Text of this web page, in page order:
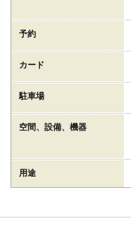
予約
カード
駐車場
空間、設備、機器
用途